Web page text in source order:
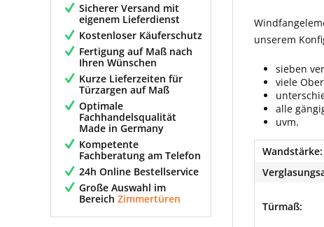
Sicherer Versand mit
eigenem Lieferdienst
Kostenloser Käuferschutz
Fertigung auf Maß nach
Ihren Wünschen
Kurze Lieferzeiten für
Türzargen auf Maß
Optimale
Fachhandelsqualität
Made in Germany
Kompetente
Fachberatung am Telefon
24h Online Bestellservice
Große Auswahl im
Bereich Zimmertüren
unserem
sieben
viele
alle
uvm.
Wandstärke:
Türmaß: